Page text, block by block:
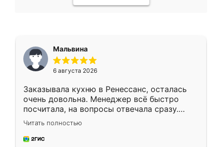
Мальвина
6 августа 2026
Заказывала кухню в Ренессанс, осталась
очень довольна. Менеджер всё быстро
посчитала, на вопросы отвечала сразу.
Замерщик приехал в субботу, подошёл к
делу со всей ответственностью. Собрали
за день, ребята работали аккуратно, даже
Читать полностью